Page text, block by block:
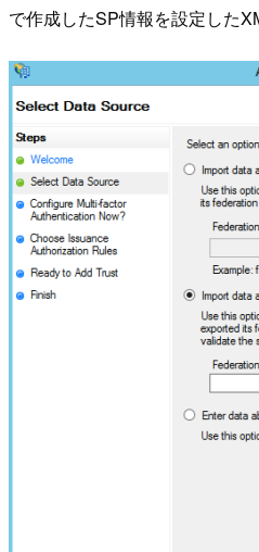
で作成したSP情報を設定した